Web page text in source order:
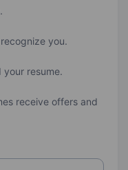
you.
your resume.
receive offers and